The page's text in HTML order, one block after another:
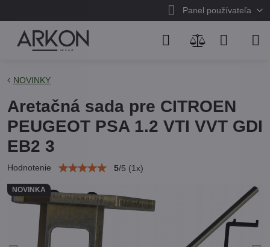
Panel používateľa
NOVINKA
NOVINKY
Aretačná sada pre CITROEN
PEUGEOT PSA 1.2 VTI VVT GDI
EB2 3
Hodnotenie 5/5 (1x)